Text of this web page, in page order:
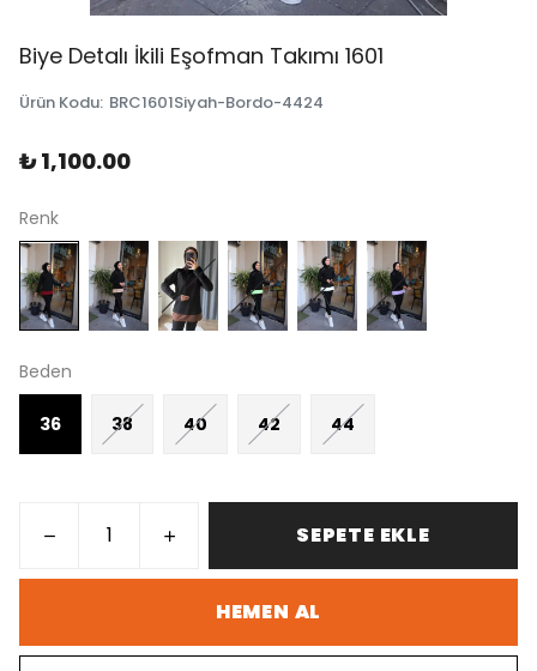
Biye Detalı İkili Eşofman Takımı 1601
Ürün Kodu: BRC1601Siyah-Bordo-4424
₺ 1,100.00
Renk
Beden
36 38 40 42 44
SEPETE EKLE
HEMEN AL